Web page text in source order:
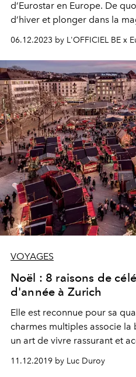
d’Eurostar en Europe. De
d’hiver et plonger dans la
06.12.2023 by L'OFFICIEL BE x
VOYAGES
Noël : 8 raisons de
d'année à Zurich
Elle est reconnue pour sa
charmes multiples associe
un art de vivre rassurant et
11.12.2019 by Luc Duroy